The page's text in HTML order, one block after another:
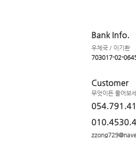
Bank Info.
우체국 / 이기환
703017-02-
Customer
무엇이든 물어보